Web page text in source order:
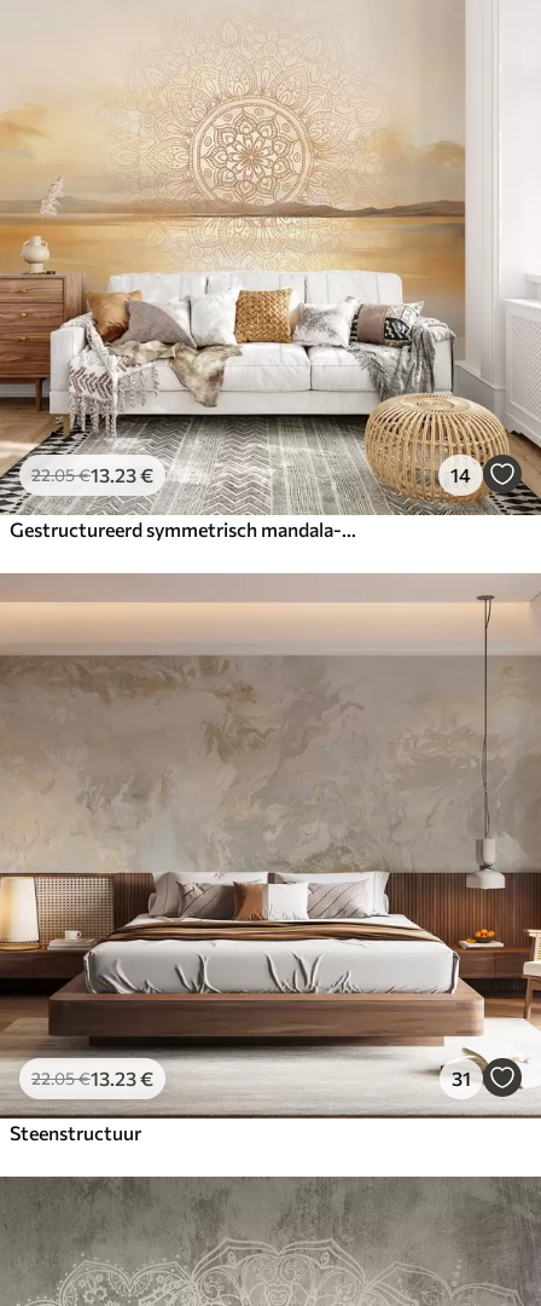
22.05€13 .23€ 14
22.05€13 .23€ 31
Steenstructuur